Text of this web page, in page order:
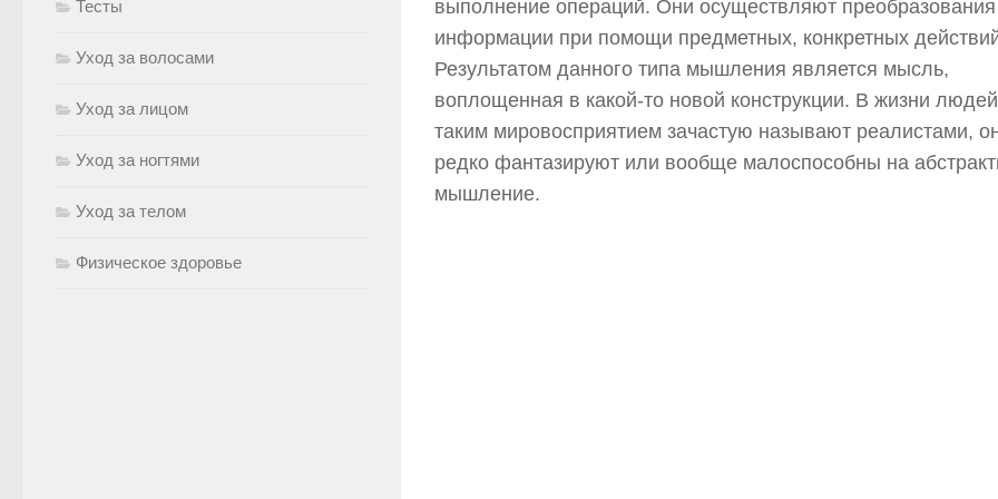
выполнение операций. Они осуществляют преобразования
информации при помощи предметных, конкретных
Результатом данного типа мышления является мысль,
воплощенная в какой-то новой конструкции. В жизни
таким мировосприятием зачастую называют реалистами,
редко фантазируют или вообще малоспособны на
мышление.
Тесты
Уход за волосами
Уход за лицом
Уход за ногтями
Уход за телом
Физическое здоровье